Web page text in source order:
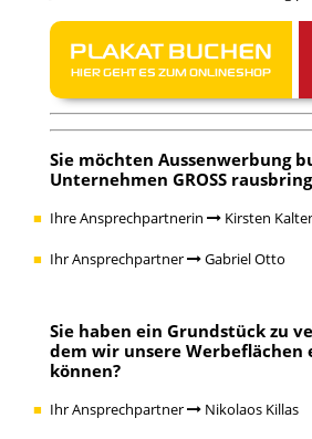
PLAKAT BUCHEN
HIER GEHT ES ZUM ONLINESHOP
Sie möchten Aussenwerbung
Unternehmen GROSS
Ihre Ansprechpartnerin Kirsten
Ihr Ansprechpartner Gabriel Otto
Sie haben ein Grundstück zu
dem wir unsere Werbeflächen
können?
Ihr Ansprechpartner Nikolaos Killas